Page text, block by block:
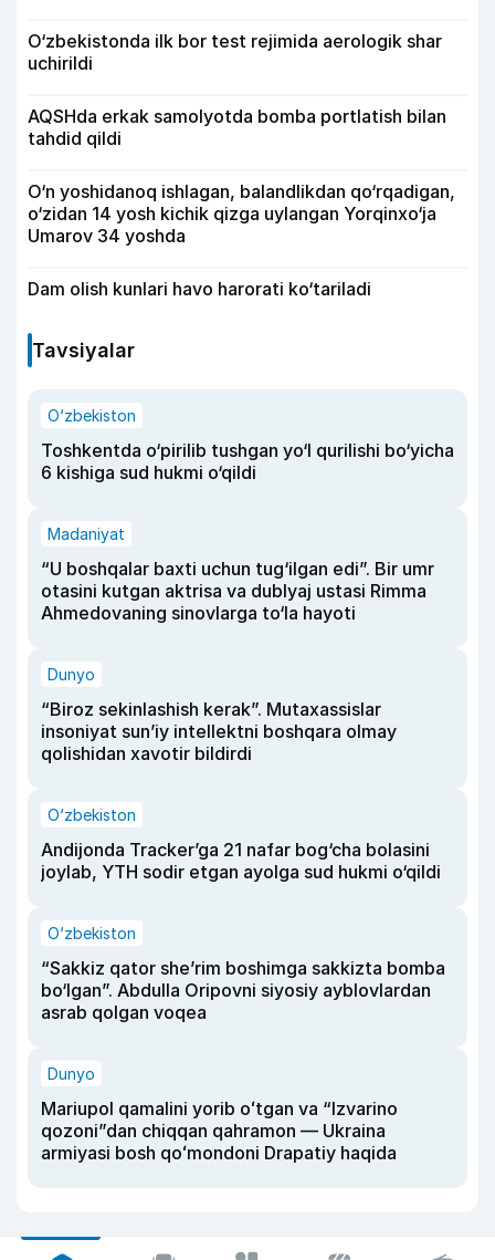
O‘zbekistonda ilk bor test rejimida aerologik shar
uchirildi
AQSHda erkak samolyotda bomba portlatish bilan
tahdid qildi
O‘n yoshidanoq ishlagan, balandlikdan qo‘rqadigan,
o‘zidan 14 yosh kichik qizga uylangan Yorqinxo‘ja
Umarov 34 yoshda
Dam olish kunlari havo harorati ko‘tariladi
Tavsiyalar
O‘zbekiston
Toshkentda o‘pirilib tushgan yo‘l qurilishi bo‘yicha
6 kishiga sud hukmi o‘qildi
Madaniyat
“U boshqalar baxti uchun tug‘ilgan edi”. Bir umr
otasini kutgan aktrisa va dublyaj ustasi Rimma
Ahmedovaning sinovlarga to‘la hayoti
Dunyo
“Biroz sekinlashish kerak”. Mutaxassislar
insoniyat sun’iy intellektni boshqara olmay
qolishidan xavotir bildirdi
O‘zbekiston
Andijonda Tracker’ga 21 nafar bog‘cha bolasini
joylab, YTH sodir etgan ayolga sud hukmi o‘qildi
O‘zbekiston
“Sakkiz qator she’rim boshimga sakkizta bomba
bo‘lgan”. Abdulla Oripovni siyosiy ayblovlardan
asrab qolgan voqea
Dunyo
Mariupol qamalini yorib oʻtgan va “Izvarino
qozoni”dan chiqqan qahramon — Ukraina
armiyasi bosh qoʻmondoni Drapatiy haqida